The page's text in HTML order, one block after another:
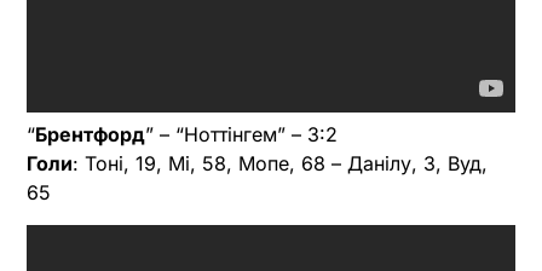
“Брентфорд” – “Ноттінгем” – 3:2
Голи: Тоні, 19, Мі, 58, Мопе, 68 – Данілу, 3, Вуд,
65